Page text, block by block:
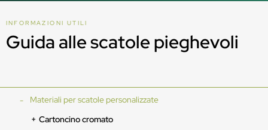
INFORMAZIONI UTILI
Guida alle scatole pieghevoli
Materiali per scatole personalizzate
Cartoncino cromato